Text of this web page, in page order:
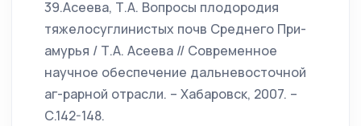
39.Асеева, Т.А. Вопросы плодородия
тяжелосуглинистых почв Среднего При-
амурья / Т.А. Асеева // Современное
научное обеспечение дальневосточной
аг-рарной отрасли. – Хабаровск, 2007. –
С.142-148.